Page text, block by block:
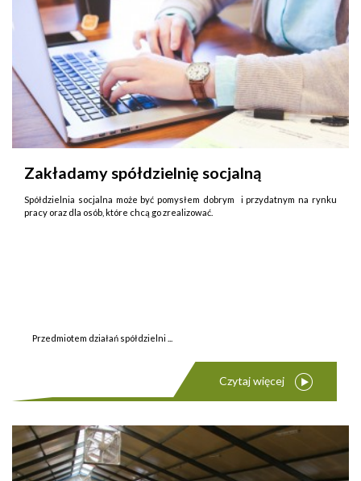
Zakładamy spółdzielnię socjalną
Spółdzielnia socjalna może być pomysłem dobrym i przydatnym na rynku
pracy oraz dla osób, które chcą go zrealizować.
Przedmiotem działań spółdzielni ...
Czytaj więcej